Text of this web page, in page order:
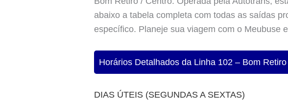
abaixo a tabela completa com todas as saídas
específico. Planeje sua viagem com o Meubuse
Horários Detalhados da Linha 102 – Bom
DIAS ÚTEIS (SEGUNDAS A SEXTAS)